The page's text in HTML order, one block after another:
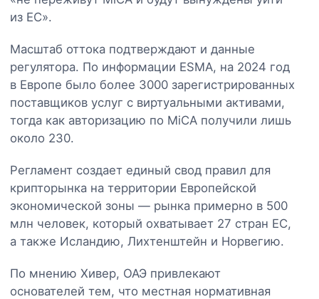
из ЕС».
Масштаб оттока подтверждают и данные
регулятора. По информации ESMA, на 2024 год
в Европе было более 3000 зарегистрированных
поставщиков услуг с виртуальными активами,
тогда как авторизацию по MiCA получили лишь
около 230.
Регламент создает единый свод правил для
крипторынка на территории Европейской
экономической зоны — рынка примерно в 500
млн человек, который охватывает 27 стран ЕС,
а также Исландию, Лихтенштейн и Норвегию.
По мнению Хивер, ОАЭ привлекают
основателей тем, что местная нормативная